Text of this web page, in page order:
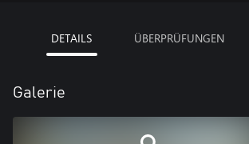
DETAILS ÜBERPRÜFUNGEN
Galerie